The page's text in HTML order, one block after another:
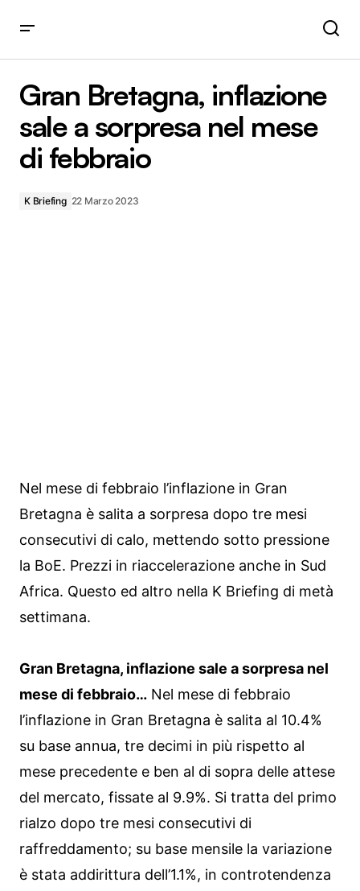
Gran Bretagna, inflazione
sale a sorpresa nel mese
di febbraio
K Briefing 22 Marzo 2023
Nel mese di febbraio l’inflazione in Gran
Bretagna è salita a sorpresa dopo tre mesi
consecutivi di calo, mettendo sotto pressione
la BoE. Prezzi in riaccelerazione anche in Sud
Africa. Questo ed altro nella K Briefing di metà
settimana.
Gran Bretagna, inflazione sale a sorpresa nel
mese di febbraio… Nel mese di febbraio
l’inflazione in Gran Bretagna è salita al 10.4%
su base annua, tre decimi in più rispetto al
mese precedente e ben al di sopra delle attese
del mercato, fissate al 9.9%. Si tratta del primo
rialzo dopo tre mesi consecutivi di
raffreddamento; su base mensile la variazione
è stata addirittura dell’1.1%, in controtendenza